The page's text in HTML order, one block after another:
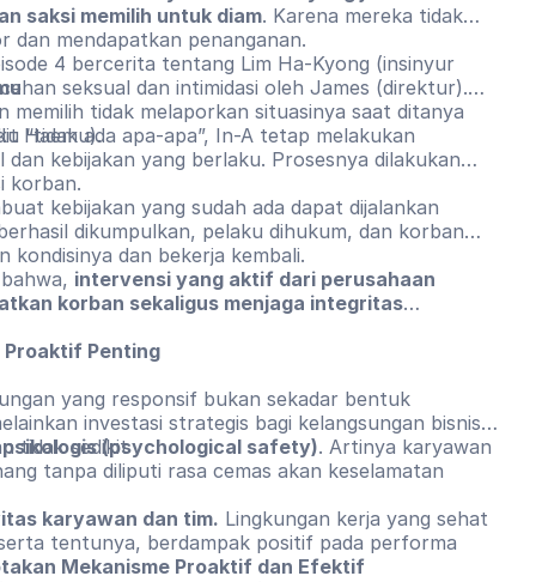
saksi memilih untuk diam. Karena mereka tidak
dan mendapatkan penanganan.
4 bercerita tentang Lim Ha-Kyong (insinyur
seksual dan intimidasi oleh James (direktur).
memilih tidak melaporkan situasinya saat ditanya
Haemu).
“tidak ada apa-apa”, In-A tetap melakukan
kebijakan yang berlaku. Prosesnya dilakukan
korban.
kebijakan yang sudah ada dapat dijalankan
dikumpulkan, pelaku dihukum, dan korban
kondisinya dan bekerja kembali.
intervensi yang aktif dari perusahaan
korban sekaligus menjaga integritas
Proaktif Penting
yang responsif bukan sekadar bentuk
investasi strategis bagi kelangsungan bisnis.
tidak sedikit(psychological safety). Artinya karyawan
tanpa diliputi rasa cemas akan keselamatan
karyawan dan tim. Lingkungan kerja yang sehat
tentunya, berdampak positif pada performa
Mekanisme Proaktif dan Efektif